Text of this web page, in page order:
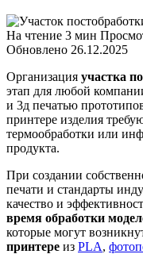
На чтение 3 мин
Обновлено 26.12.2025
Организация участка
этап для любой
и 3д печатью
принтере изделия
термообработки или
продукта.
При создании
печати и стандарты
качество и
время обработки
которые могут
принтере из PLA,